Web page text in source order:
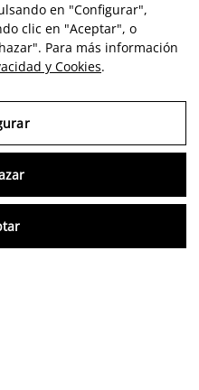
en "Configurar",
clic en "Aceptar", o
Para más información
y Cookies.